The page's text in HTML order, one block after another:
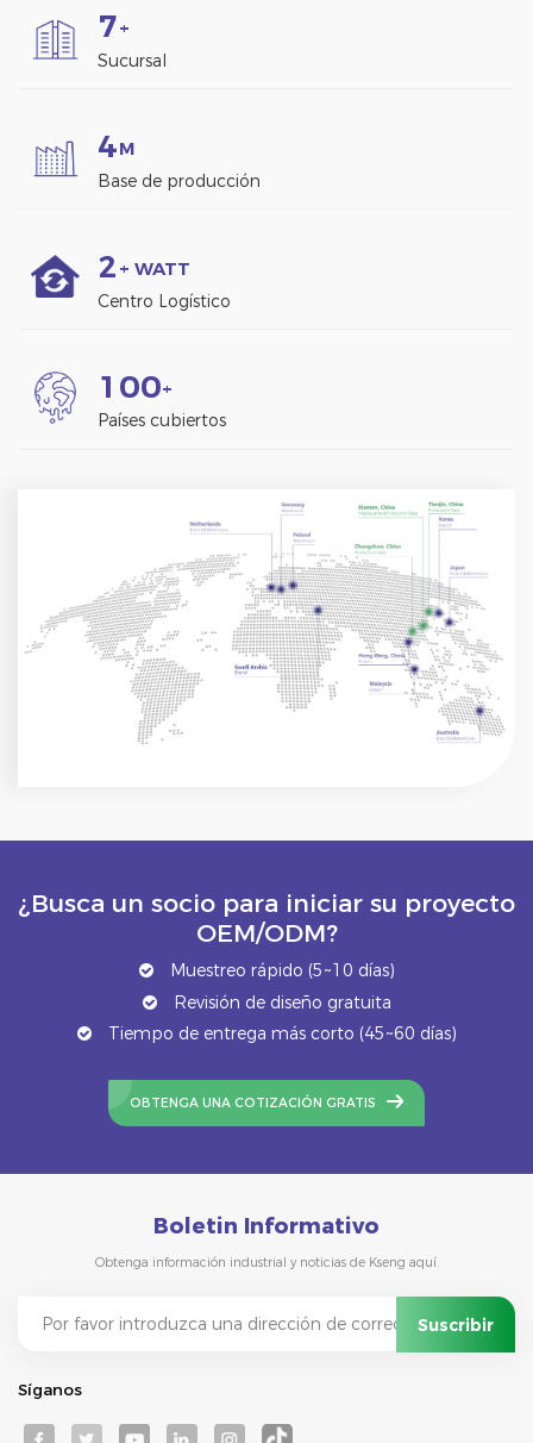
7+
Sucursal
4M
Base de producción
2 + WATT
Centro Logístico
1 00+
Países cubiertos
¿Busca un socio para iniciar su proyecto
OEM/ODM?
Muestreo rápido (5~10 días)
Revisión de diseño gratuita
Tiempo de entrega más corto (45~60 días)
OBTENGA UNA COTIZACIÓN GRATIS
Boletin Informativo
Obtenga información industrial y noticias de Kseng aquí.
Síganos